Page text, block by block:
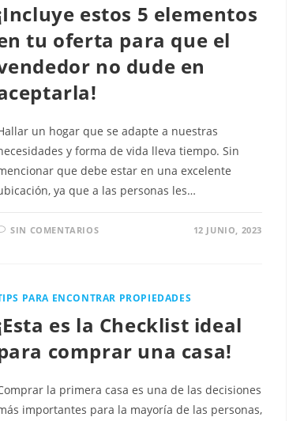
estos 5 elementos
tu oferta para que el
no dude en
un hogar que se adapte a nuestras
y forma de vida lleva tiempo. Sin
que debe estar en una excelente
ya que a las personas les…
SIN COMENTARIOS 12 JUNIO, 2023
PARA ENCONTRAR PROPIEDADES
es la Checklist ideal
comprar una casa!
la primera casa es una de las decisiones
importantes para la mayoría de las personas,